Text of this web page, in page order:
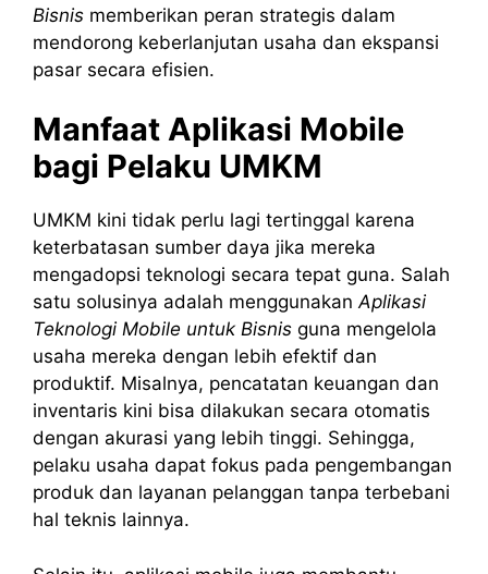
Bisnis memberikan peran strategis dalam
mendorong keberlanjutan usaha dan ekspansi
pasar secara efisien.
Manfaat Aplikasi Mobile
bagi Pelaku UMKM
UMKM kini tidak perlu lagi tertinggal karena
keterbatasan sumber daya jika mereka
mengadopsi teknologi secara tepat guna. Salah
satu solusinya adalah menggunakanAplikasi
Teknologi Mobile untuk Bisnis guna mengelola
usaha mereka dengan lebih efektif dan
produktif. Misalnya, pencatatan keuangan dan
inventaris kini bisa dilakukan secara otomatis
dengan akurasi yang lebih tinggi. Sehingga,
pelaku usaha dapat fokus pada pengembangan
produk dan layanan pelanggan tanpa terbebani
hal teknis lainnya.